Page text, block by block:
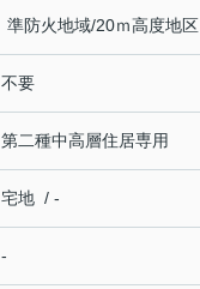
準防火地域/20ｍ高度地区
不要
第二種中高層住居専用
宅地 / -
-